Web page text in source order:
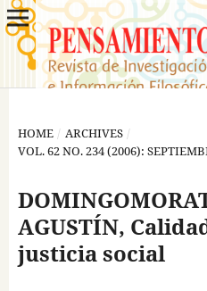
HOME / ARCHIVES /
VOL. 62 NO. 234 (2006):
AGUSTÍN,
justicia social